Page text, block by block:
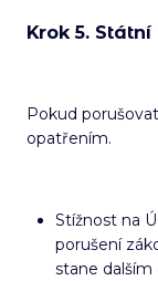
Krok 5.
Pokud
opatřením.
Stížnost na
porušení
stane dalším